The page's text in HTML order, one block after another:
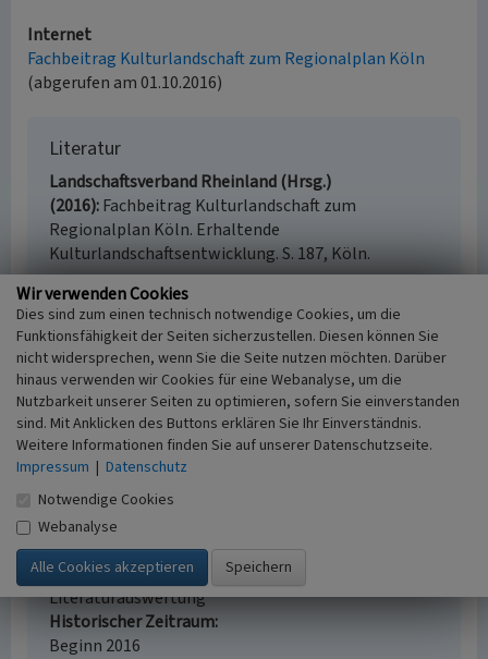
Internet
Fachbeitrag Kulturlandschaft zum Regionalplan Köln
(abgerufen am 01.10.2016)
Literatur
Landschaftsverband Rheinland (Hrsg.)
(2016) Fachbeitrag Kulturlandschaft zum
Regionalplan Köln. Erhaltende
Kulturlandschaftsentwicklung. S. 187, Köln.
Burg Hemmerich (Kulturlandschaftsbereich
Regionalplan Köln 207)
Schlagwörter
Kulturlandschaftsbereich Ruine Burg
Fachsicht(en)
Kulturlandschaftspflege, Denkmalpflege,
Landeskunde, Raumplanung
Erfassungsmaßstab
i.d.R. 1:25.000 (kleiner als 1:20.000)
Erfassungsmethode
Literaturauswertung
Historischer Zeitraum
Beginn 2016
Wir verwenden Cookies
Dies sind zum einen technisch notwendige Cookies, um die
Funktionsfähigkeit der Seiten sicherzustellen. Diesen können Sie
nicht widersprechen, wenn Sie die Seite nutzen möchten. Darüber
hinaus verwenden wir Cookies für eine Webanalyse, um die
Nutzbarkeit unserer Seiten zu optimieren, sofern Sie einverstanden
sind. Mit Anklicken des Buttons erklären Sie Ihr Einverständnis.
Weitere Informationen finden Sie auf unserer Datenschutzseite.
Impressum | Datenschutz
Notwendige Cookies
Webanalyse